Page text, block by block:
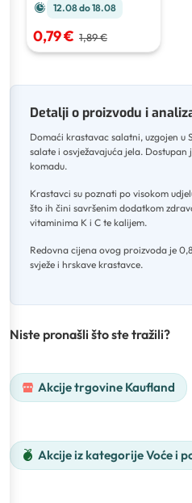
12.08 do 18.08
0,79 € 1,89 €
Detalji o proizvodu i
Domaći krastavac salatni, uzgojen u
salate i osvježavajuća jela. Dostupan
komadu.
Krastavci su poznati po visokom
što ih čini savršenim dodatkom
vitaminima K i C te kalijem.
Redovna cijena ovog proizvoda je
svježe i hrskave krastavce.
Niste pronašli što ste tražili?
Akcije trgovine Kaufland
Akcije iz kategorije Voće i